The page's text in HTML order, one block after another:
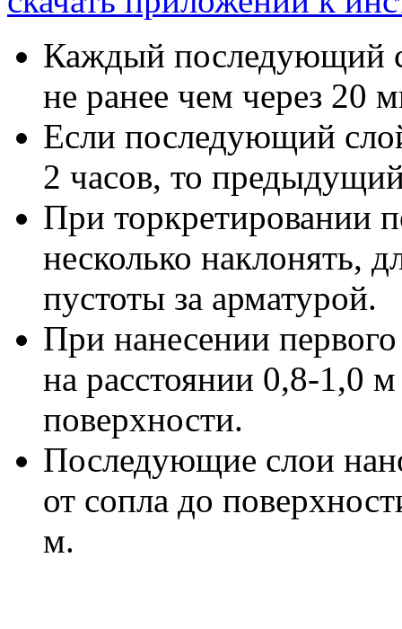
Каждый последующий
не ранее чем через 20
Если последующий
2 часов, то
При торкретировании
несколько наклонять,
пустоты за арматурой.
При нанесении
на расстоянии 0,8-1,0
поверхности.
Последующие слои
от сопла до
м.